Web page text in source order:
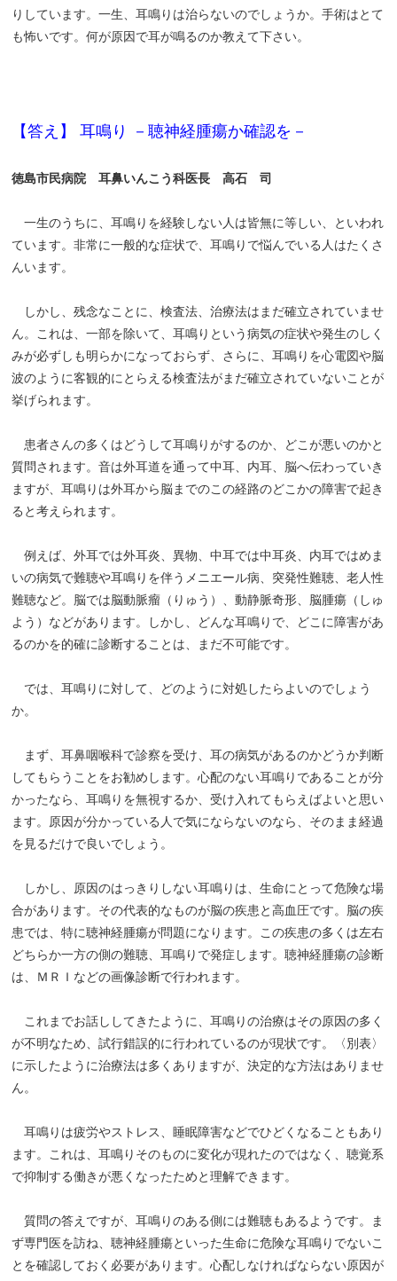
りしています。一生、耳鳴りは治らないのでしょうか。手術はとて
も怖いです。何が原因で耳が鳴るのか教えて下さい。
【答え】 耳鳴り －聴神経腫瘍か確認を－
徳島市民病院 耳鼻いんこう科医長 高石 司
一生のうちに、耳鳴りを経験しない人は皆無に等しい、といわれ
ています。非常に一般的な症状で、耳鳴りで悩んでいる人はたくさ
んいます。
しかし、残念なことに、検査法、治療法はまだ確立されていませ
ん。これは、一部を除いて、耳鳴りという病気の症状や発生のしく
みが必ずしも明らかになっておらず、さらに、耳鳴りを心電図や脳
波のように客観的にとらえる検査法がまだ確立されていないことが
挙げられます。
患者さんの多くはどうして耳鳴りがするのか、どこが悪いのかと
質問されます。音は外耳道を通って中耳、内耳、脳へ伝わっていき
ますが、耳鳴りは外耳から脳までのこの経路のどこかの障害で起き
ると考えられます。
例えば、外耳では外耳炎、異物、中耳では中耳炎、内耳ではめま
いの病気で難聴や耳鳴りを伴うメニエール病、突発性難聴、老人性
難聴など。脳では脳動脈瘤（りゅう）、動静脈奇形、脳腫瘍（しゅ
よう）などがあります。しかし、どんな耳鳴りで、どこに障害があ
るのかを的確に診断することは、まだ不可能です。
では、耳鳴りに対して、どのように対処したらよいのでしょう
か。
まず、耳鼻咽喉科で診察を受け、耳の病気があるのかどうか判断
してもらうことをお勧めします。心配のない耳鳴りであることが分
かったなら、耳鳴りを無視するか、受け入れてもらえばよいと思い
ます。原因が分かっている人で気にならないのなら、そのまま経過
を見るだけで良いでしょう。
しかし、原因のはっきりしない耳鳴りは、生命にとって危険な場
合があります。その代表的なものが脳の疾患と高血圧です。脳の疾
患では、特に聴神経腫瘍が問題になります。この疾患の多くは左右
どちらか一方の側の難聴、耳鳴りで発症します。聴神経腫瘍の診断
は、ＭＲＩなどの画像診断で行われます。
これまでお話ししてきたように、耳鳴りの治療はその原因の多く
が不明なため、試行錯誤的に行われているのが現状です。〈別表〉
に示したように治療法は多くありますが、決定的な方法はありませ
ん。
耳鳴りは疲労やストレス、睡眠障害などでひどくなることもあり
ます。これは、耳鳴りそのものに変化が現れたのではなく、聴覚系
で抑制する働きが悪くなったためと理解できます。
質問の答えですが、耳鳴りのある側には難聴もあるようです。ま
ず専門医を訪ね、聴神経腫瘍といった生命に危険な耳鳴りでないこ
とを確認しておく必要があります。心配しなければならない原因が